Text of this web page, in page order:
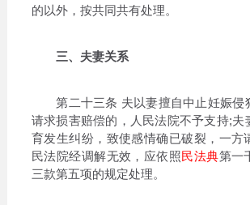
的以外，按共同共有处理。
三、夫妻关系
第二十三条 夫以妻擅自中止妊娠侵
请求损害赔偿的，人民法院不予支持;夫
育发生纠纷，致使感情确已破裂，一方
民法院经调解无效，应依照民法典第一
三款第五项的规定处理。